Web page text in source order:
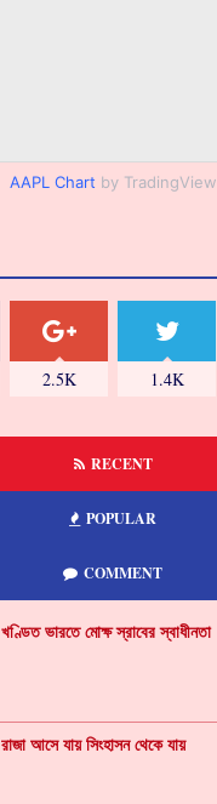
AAPL Chart by TradingView
2.5K 1.4K
RECENT
POPULAR
COMMENT
খণ্ডিত ভারতে মোক্ষ স্রাবের স্বাধীনতা
রাজা আসে যায় সিংহাসন থেকে যায়